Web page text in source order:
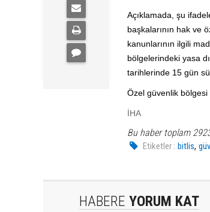
Açıklamada, şu
başkalarının hak ve
kanunlarının ilgili
bölgelerindeki yasa
tarihlerinde 15 gün
Özel güvenlik bölgesi
İHA
Bu haber toplam
Etiketler : bitlis,
HABERE YORUM KAT